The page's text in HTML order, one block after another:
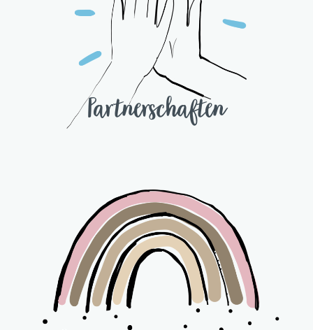
Partnerschaften